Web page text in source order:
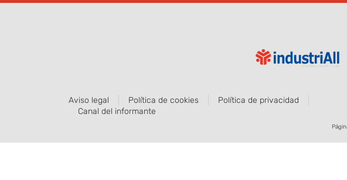
Aviso legal Política de cookies
Política de privacidad
Canal del informante